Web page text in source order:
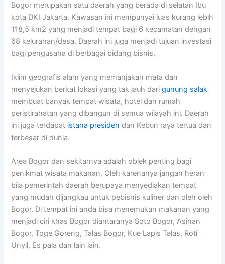
Bogor merupakan satu daerah yang berada di selatan Ibu
kota DKI Jakarta. Kawasan ini mempunyai luas kurang lebih
118,5 km2 yang menjadi tempat bagi 6 kecamatan dengan
68 kelurahan/desa. Daerah ini juga menjadi tujuan investasi
bagi pengusaha di berbagai bidang bisnis.
Iklim geografis alam yang memanjakan mata dan
menyejukan berkat lokasi yang tak jauh darigunung salak
membuat banyak tempat wisata, hotel dan rumah
peristirahatan yang dibangun di semua wilayah ini. Daerah
ini juga terdapat istana presiden dan Kebun raya tertua dan
terbesar di dunia.
Area Bogor dan sekitarnya adalah objek penting bagi
penikmat wisata makanan, Oleh karenanya jangan heran
bila pemerintah daerah berupaya menyediakan tempat
yang mudah dijangkau untuk pebisnis kuliner dan oleh oleh
Bogor. Di tempat ini anda bisa menemukan makanan yang
menjadi ciri khas Bogor diantaranya Soto Bogor, Asinan
Bogor, Toge Goreng, Talas Bogor, Kue Lapis Talas, Roti
Unyil, Es pala dan lain lain.